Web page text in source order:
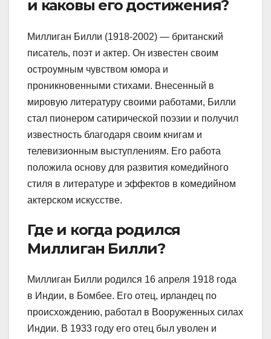
и каковы его достижения?
Миллиган Билли (1918-2002) — британский
писатель, поэт и актер. Он известен своим
остроумным чувством юмора и
проникновенными стихами. Внесенный в
мировую литературу своими работами, Билли
стал пионером сатирической поэзии и получил
известность благодаря своим книгам и
телевизионным выступлениям. Его работа
положила основу для развития комедийного
стиля в литературе и эффектов в комедийном
актерском искусстве.
Где и когда родился
Миллиган Билли?
Миллиган Билли родился 16 апреля 1918 года
в Индии, в Бомбее. Его отец, ирландец по
происхождению, работал в Вооруженных силах
Индии. В 1933 году его отец был уволен и